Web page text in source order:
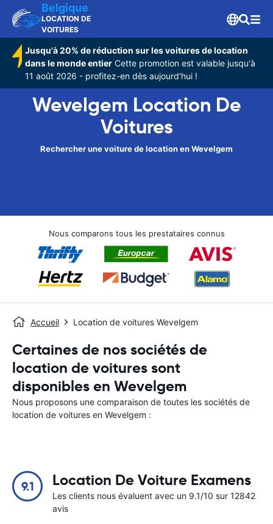
Belgique
LOCATION DE
VOITURES
Jusqu'à 20% de réduction sur les voitures de location
dans le monde entier Cette promotion est valable jusqu'à
11 août 2026 - profitez-en dès aujourd'hui !
Wevelgem Location De
Voitures
Rechercher une voiture de location en Wevelgem
Nous comparons tous les prestataires connus
Accueil Location de voitures Wevelgem
Certaines de nos sociétés de
location de voitures sont
disponibles en Wevelgem
Nous proposons une comparaison de toutes les sociétés de
location de voitures en Wevelgem :
9.1 Location De Voiture Examens
Les clients nous évaluent avec un 9.1/10 sur 12842
avis